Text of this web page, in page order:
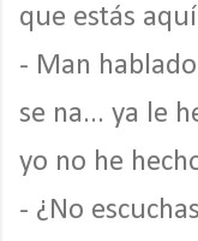
que estás
- Man
se na... ya le
yo no he
- ¿No